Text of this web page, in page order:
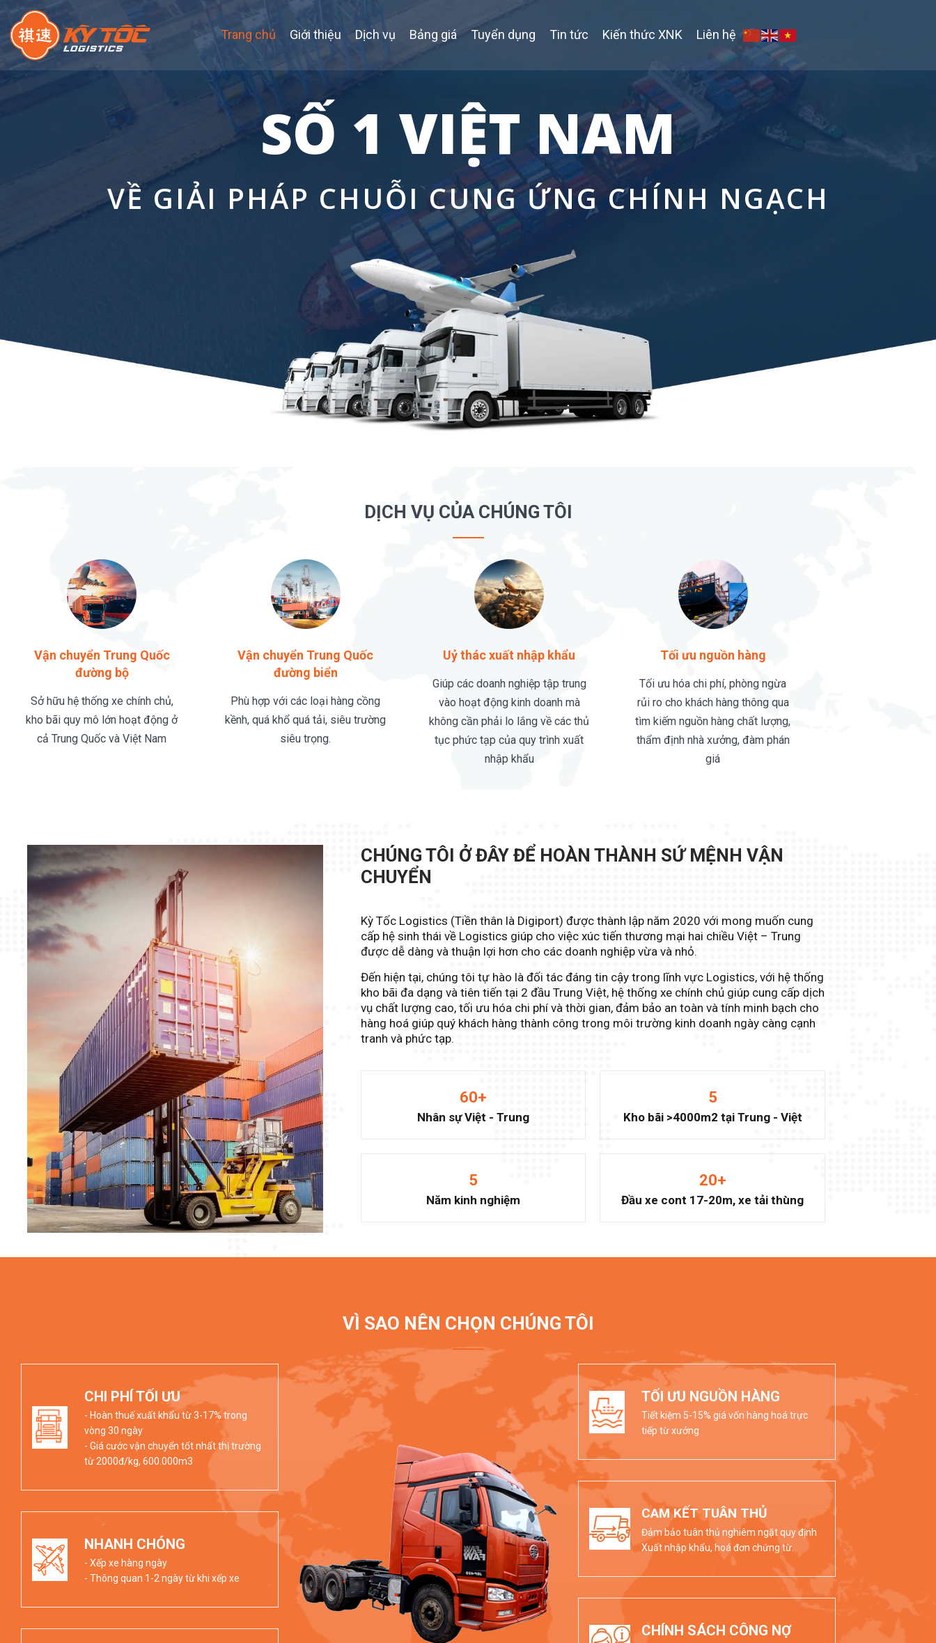
Trang chủ Giới thiệu Dịch vụ Bảng giá Tuyển dụng Tin tức Kiến thức XNK Liên hệ
SỐ 1 VIỆT NAM
VỀ GIẢI PHÁP CHUỖI CUNG ỨNG CHÍNH NGẠCH
DỊCH VỤ CỦA CHÚNG TÔI
Vận chuyển Trung Quốc
đường bộ
Sở hữu hệ thống xe chính chủ,
kho bãi quy mô lớn hoạt động ở
cả Trung Quốc và Việt Nam
Vận chuyển Trung Quốc
đường biển
Phù hợp với các loại hàng cồng
kềnh, quá khổ quá tải, siêu trường
siêu trọng.
Uỷ thác xuất nhập khẩu
Giúp các doanh nghiệp tập trung
vào hoạt động kinh doanh mà
không cần phải lo lắng về các thủ
tục phức tạp của quy trình xuất
nhập khẩu
Tối ưu nguồn hàng
Tối ưu hóa chi phí, phòng ngừa
rủi ro cho khách hàng thông qua
tìm kiếm nguồn hàng chất lượng,
thẩm định nhà xưởng, đàm phán
giá
CHÚNG TÔI Ở ĐÂY ĐỂ HOÀN THÀNH SỨ MỆNH VẬN
CHUYỂN
Kỳ Tốc Logistics (Tiền thân là Digiport) được thành lập năm 2020 với mong muốn cung
cấp hệ sinh thái về Logistics giúp cho việc xúc tiến thương mại hai chiều Việt – Trung
được dễ dàng và thuận lợi hơn cho các doanh nghiệp vừa và nhỏ.
Đến hiện tại, chúng tôi tự hào là đối tác đáng tin cậy trong lĩnh vực Logistics, với hệ thống
kho bãi đa dạng và tiên tiến tại 2 đầu Trung Việt, hệ thống xe chính chủ giúp cung cấp dịch
vụ chất lượng cao, tối ưu hóa chi phí và thời gian, đảm bảo an toàn và tính minh bạch cho
hàng hoá giúp quý khách hàng thành công trong môi trường kinh doanh ngày càng cạnh
tranh và phức tạp.
Nhân sự Việt - Trung
60+
Kho bãi >4000m2 tại Trung - Việt
5
Năm kinh nghiệm
5
Đầu xe cont 17-20m, xe tải thùng
20+
VÌ SAO NÊN CHỌN CHÚNG TÔI
CHI PHÍ TỐI ƯU
- Hoàn thuế xuất khẩu từ 3-17% trong
vòng 30 ngày
- Giá cước vận chuyển tốt nhất thị trường
từ 2000đ/kg, 600.000m3
NHANH CHÓNG
- Xếp xe hàng ngày
- Thông quan 1-2 ngày từ khi xếp xe
TỐI ƯU NGUỒN HÀNG
Tiết kiệm 5-15% giá vốn hàng hoá trực
tiếp từ xưởng
CAM KẾT TUÂN THỦ
Đảm bảo tuân thủ nghiêm ngặt quy định
Xuất nhập khẩu, hoá đơn chứng từ.
CHÍNH SÁCH CÔNG NỢ